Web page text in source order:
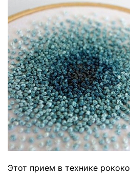
Этот прием в технике